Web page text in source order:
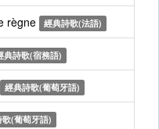
règne 經典詩歌(法語)
典詩歌(宿務語)
經典詩歌(葡萄牙語)
歌(葡萄牙語)